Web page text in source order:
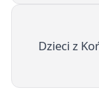
Dzieci z